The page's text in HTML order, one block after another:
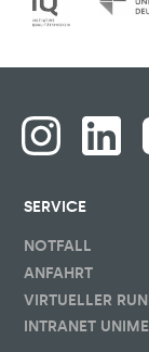
SERVICE
NOTFALL
ANFAHRT
VIRTUELLER
INTRANET